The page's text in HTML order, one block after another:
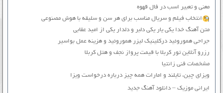
معنی و تعبیر اسب در فال قهوه
انتخاب فیلم و سریال مناسب برای هر سن و سلیقه با هوش مصنوعی
متن آهنگ خدا یکی یار یکی دلبر و دلدار یکی از امید عقابی
جراحی هموروئید درکلینیک لیزر هموروئید و هزینه عمل بواسیر
رزرو آنلاین تور کربلا با قیمت پرواز نجف و هتل کربلا
مشخصات فنی زانتیا
ویزای چین، تایلند و امارات همه چیز درباره درخواست ویزا
ایرانی موزیک – دانلود آهنگ جدید